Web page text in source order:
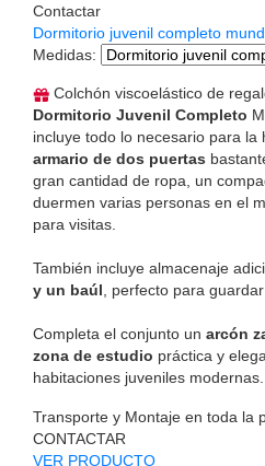
Contactar
Dormitorio juvenil completo
Medidas:
Colchón viscoelástico de
Dormitorio Juvenil Completo
incluye todo lo necesario para la
armario de dos puertas
gran cantidad de ropa, un
duermen varias personas en el
para visitas.
También incluye almacenaje
y un baúl , perfecto para
Completa el conjunto un arcón
zona de estudio práctica y
habitaciones juveniles modernas.
Transporte y Montaje en toda la
CONTACTAR
VER PRODUCTO